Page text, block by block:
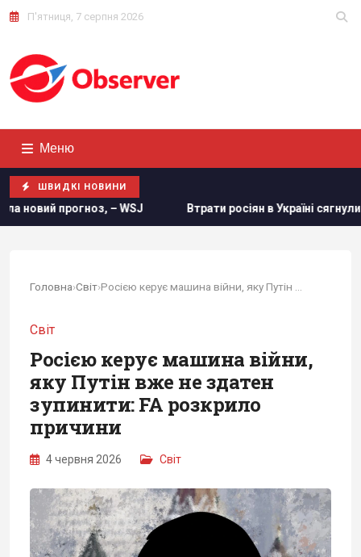
П'ятниця, 7 серпня 2026
Меню
ШВИДКІ НОВИНИ
Втрати росіян в Україні сягнули нової психологічної
Головна›Світ›
Світ
Росією керує машина війни,
яку Путін вже не здатен
зупинити: FA розкрило
причини
4 червня 2026 Світ